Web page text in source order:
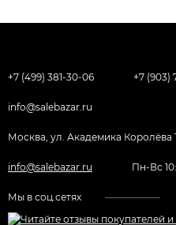
+7 (499) 381-30-06 +7 (903)
info@salebazar.ru
Москва, ул. Академика Королёва
info@salebazar.ru Пн-Вс
Мы в соц.сетях